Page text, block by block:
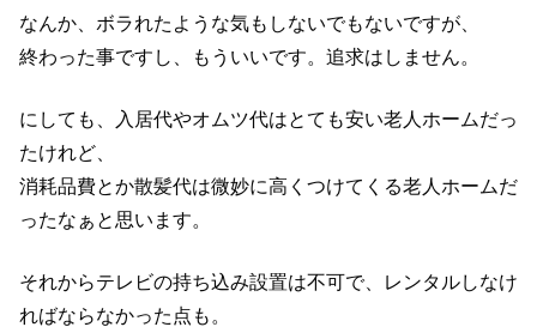
なんか、ボラれたような気もしないでもないですが、
終わった事ですし、もういいです。追求はしません。
にしても、入居代やオムツ代はとても安い老人ホームだっ
たけれど、
消耗品費とか散髪代は微妙に高くつけてくる老人ホームだ
ったなぁと思います。
それからテレビの持ち込み設置は不可で、レンタルしなけ
ればならなかった点も。